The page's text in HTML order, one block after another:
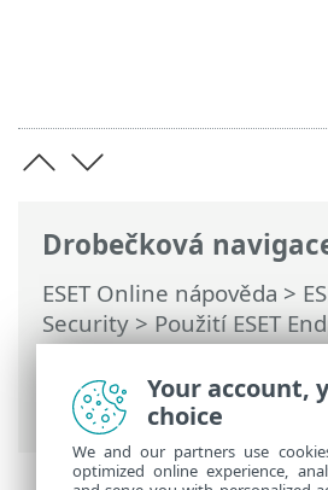
Drobečková
ESET Online nápověda >
Security>Použití ESET
>Nástroje>Plánovač>
Plánovač > Možnosti
kontroly
Your account,
choice
We and our partners use
optimized online experience,